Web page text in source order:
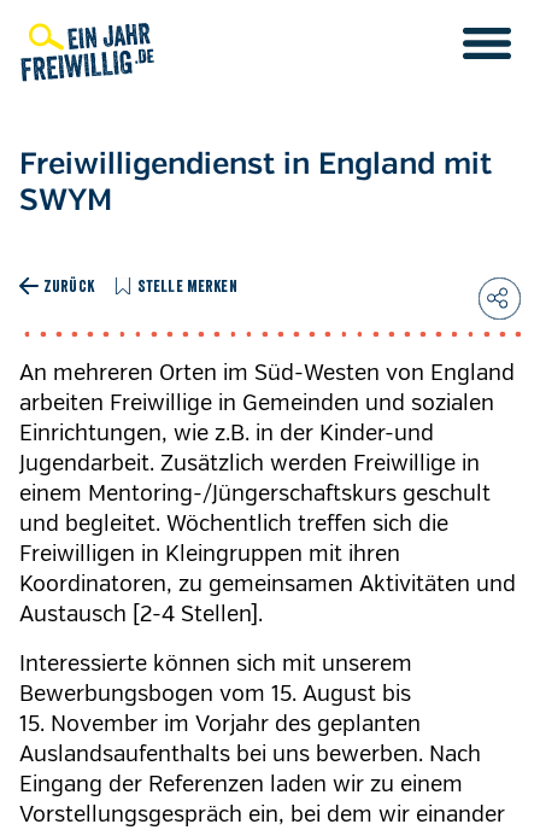
zum
Inhalt
Freiwilligendienst in England mit
SWYM
ZURÜCK STELLE MERKEN
An mehreren Orten im Süd-Westen von England
arbeiten Freiwillige in Gemeinden und sozialen
Einrichtungen, wie z.B. in der Kinder-und
Jugendarbeit. Zusätzlich werden Freiwillige in
einem Mentoring-/Jüngerschaftskurs geschult
und begleitet. Wöchentlich treffen sich die
Freiwilligen in Kleingruppen mit ihren
Koordinatoren, zu gemeinsamen Aktivitäten und
Austausch [2-4 Stellen].
Interessierte können sich mit unserem
Bewerbungsbogen vom 15. August bis
15. November im Vorjahr des geplanten
Auslandsaufenthalts bei uns bewerben. Nach
Eingang der Referenzen laden wir zu einem
Vorstellungsgespräch ein, bei dem wir einander